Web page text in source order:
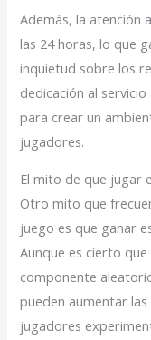
Además, la atención
las 24 horas, lo que
inquietud sobre los
dedicación al
para crear un
jugadores.
El mito de que jugar
Otro mito que
juego es que ganar
Aunque es cierto
componente
pueden aumentar
jugadores